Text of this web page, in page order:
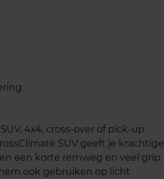
4x4, cross-over of pick-up
SUV geeft je krachtige
een korte remweg en veel grip.
ook gebruiken op licht